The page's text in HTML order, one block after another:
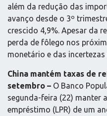
além da redução das
avanço desde o 3º
crescido 4,9%. Apesar da
perda de fôlego nos
monetário e das
China mantém taxas de
setembro – O Banco
segunda-feira (22) manter
empréstimo (LPR) de um